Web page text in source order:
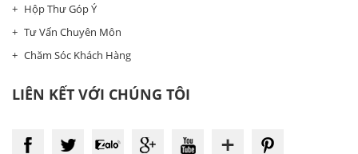
Hộp Thư Góp Ý
Tư Vấn Chuyên Môn
Chăm Sóc Khách Hàng
LIÊN KẾT VỚI CHÚNG TÔI